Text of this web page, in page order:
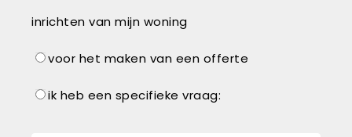
inrichten van mijn woning
voor het maken van een offerte
ik heb een specifieke vraag: